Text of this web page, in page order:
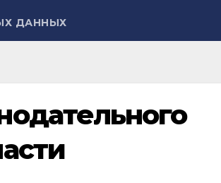
ДАННЫХ